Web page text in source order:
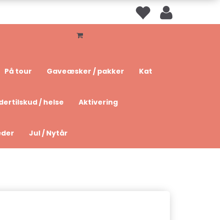
På tour Gaveæsker / pakker Kat
/ helse Aktivering
Jul / Nytår